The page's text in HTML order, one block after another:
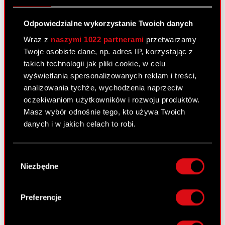
Odpowiedzialne wykorzystanie Twoich danych
Wraz z naszymi 1022 partnerami przetwarzamy
Twoje osobiste dane, np. adres IP, korzystając z
takich technologii jak pliki cookie, w celu
wyświetlania spersonalizowanych reklam i treści,
analizowania tychże, wychodzenia naprzeciw
oczekiwaniom użytkowników i rozwoju produktów.
Masz wybór odnośnie tego, kto używa Twoich
danych i w jakich celach to robi.
Gromadzić dane dotyczące Twojej
lokalizacji geograficznej z dokładnością nawet
Identyfikować Twoje urządzenie, aktywnie
analizując charakteryzującego je zbiory
zgody
Niezbędne
Preferencje
Zgromadzeniu Optimus S.A. zwołanemu
na 27 czerwca 2011 r.
PDF
Wzór pełnomocnictwa i instrukcja
wykonywania prawa głosu przez
pełnomocnika
Raport bieżący nr 36/2011
1 czerwca 2011
Zgłoszenie kandydatury na Członka
Rady Nadzorczej Optimus S.A.
PDF Pobierz załącznik